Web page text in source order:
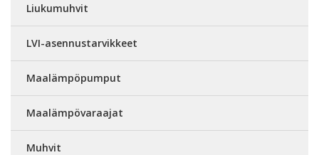
Liukumuhvit
LVI-asennustarvikkeet
Maalämpöpumput
Maalämpövaraajat
Muhvit